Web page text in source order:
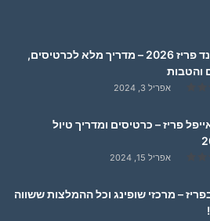
דיסנילנד פריז 2026 – מדריך מלא לכרטיסים,
והטבות
אפריל 3, 2024
פריז – כרטיסים ומדריך טיול
אפריל 15, 2024
– מרכזי שופינג וכל ההמלצות ששווה